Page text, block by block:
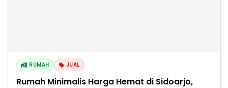
RUMAH JUAL
Rumah Minimalis Harga Hemat di Sidoarjo,